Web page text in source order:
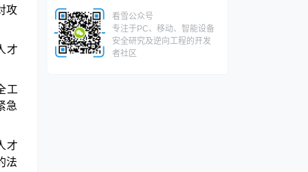
攻
才
工
急
才
法
看雪公众号
专注于PC、移动、智能设备
安全研究及逆向工程的开发
者社区